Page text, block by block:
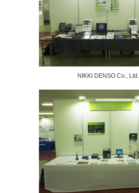
NIKKI DENSO Co., Ltd.